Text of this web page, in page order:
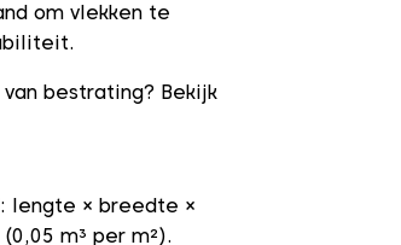
om vlekken te
bestrating? Bekijk
lengte × breedte ×
m³ per m²).